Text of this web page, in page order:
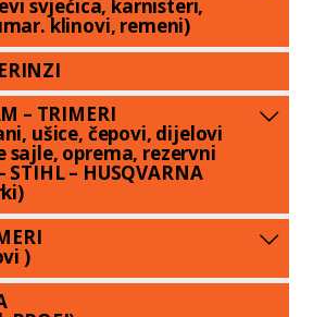
svjećica, karnisteri,
klinovi, remeni)
– TRIMERI
ušice, čepovi, dijelovi
sajle, oprema, rezervni
– HUSQVARNA
)